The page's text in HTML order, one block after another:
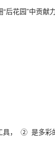
花园”中贡献力
② 是多彩的